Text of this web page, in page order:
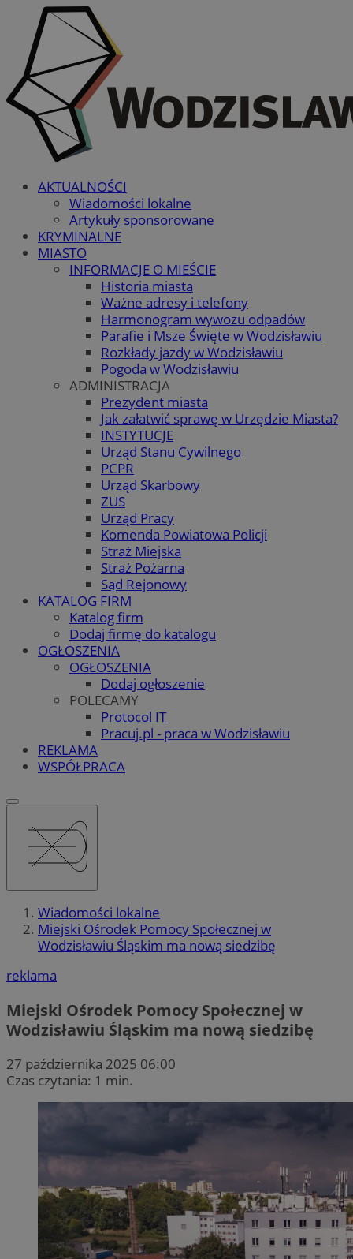
AKTUALNOŚCI
Wiadomości lokalne
Artykuły sponsorowane
KRYMINALNE
MIASTO
INFORMACJE O MIEŚCIE
Historia miasta
Ważne adresy i telefony
Harmonogram wywozu odpadów
Parafie i Msze Święte w Wodzisławiu
Rozkłady jazdy w Wodzisławiu
Pogoda w Wodzisławiu
ADMINISTRACJA
Prezydent miasta
Jak załatwić sprawę w Urzędzie Miasta?
INSTYTUCJE
Urząd Stanu Cywilnego
PCPR
Urząd Skarbowy
ZUS
Urząd Pracy
Komenda Powiatowa Policji
Straż Miejska
Straż Pożarna
Sąd Rejonowy
KATALOG FIRM
Katalog firm
Dodaj firmę do katalogu
OGŁOSZENIA
OGŁOSZENIA
Dodaj ogłoszenie
POLECAMY
Protocol IT
Pracuj.pl - praca w Wodzisławiu
REKLAMA
WSPÓŁPRACA
Wiadomości lokalne
Miejski Ośrodek Pomocy Społecznej w
Wodzisławiu Śląskim ma nową siedzibę
reklama
Miejski Ośrodek Pomocy Społecznej w
Wodzisławiu Śląskim ma nową siedzibę
27 października 2025 06:00
Czas czytania: 1 min.